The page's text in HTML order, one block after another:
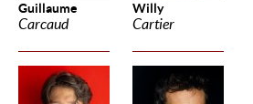
Guillaume
Carcaud
Willy
Cartier